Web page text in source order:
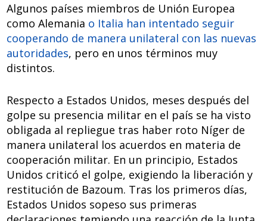
Algunos países miembros de Unión Europea
como Alemania o Italia han intentado seguir
cooperando de manera unilateral con las nuevas
autoridades, pero en unos términos muy
distintos.
Respecto a Estados Unidos, meses después del
golpe su presencia militar en el país se ha visto
obligada al repliegue tras haber roto Níger de
manera unilateral los acuerdos en materia de
cooperación militar. En un principio, Estados
Unidos criticó el golpe, exigiendo la liberación y
restitución de Bazoum. Tras los primeros días,
Estados Unidos sopeso sus primeras